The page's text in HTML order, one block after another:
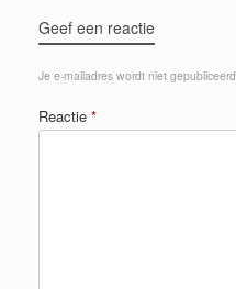
Geef een reactie
Je e-mailadres wordt niet gepubliceerd.
Reactie *